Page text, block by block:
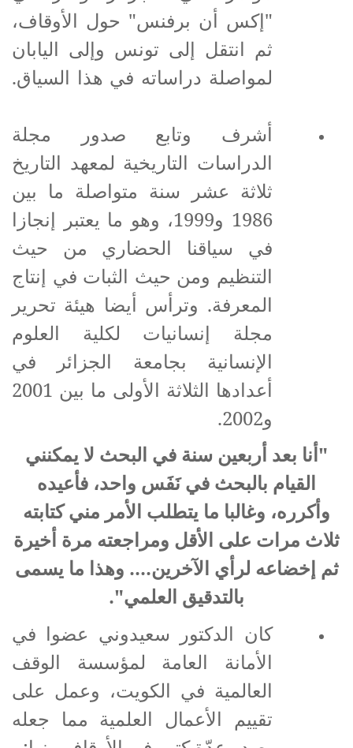
"إكس أن برفنس" حول الأوقاف،
ثم انتقل إلى تونس وإلى اليابان
لمواصلة دراساته في هذا السياق.
أشرف وتابع صدور مجلة
الدراسات التاريخية لمعهد التاريخ
ثلاثة عشر سنة متواصلة ما بين
1986 و1999، وهو ما يعتبر إنجازا
في سياقنا الحضاري من حيث
التنظيم ومن حيث الثبات في إنتاج
المعرفة. وترأس أيضا هيئة تحرير
مجلة إنسانيات لكلية العلوم
الإنسانية بجامعة الجزائر في
أعدادها الثلاثة الأولى ما بين 2001
و2002.
"أنا بعد أربعين سنة في البحث لا يمكنني
القيام بالبحث في نَفَس واحد، فأعيده
وأكرره، وغالبا ما يتطلب الأمر مني كتابته
ثلاث مرات على الأقل ومراجعته مرة أخيرة
ثم إخضاعه لرأي الآخرين.... وهذا ما يسمى
بالتدقيق العلمي".
كان الدكتور سعيدوني عضوا في
الأمانة العامة لمؤسسة الوقف
العالمية في الكويت، وعمل على
تقييم الأعمال العلمية مما جعله